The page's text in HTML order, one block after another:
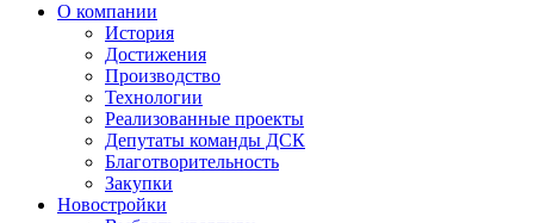
О компании
История
Достижения
Производство
Технологии
Реализованные проекты
Депутаты команды ДСК
Благотворительность
Закупки
Новостройки